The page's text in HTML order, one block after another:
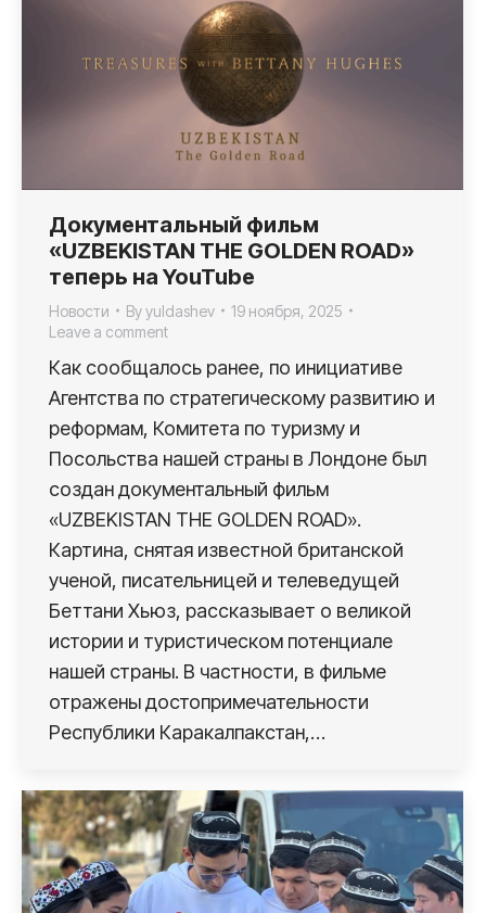
Документальный фильм
«UZBEKISTAN THE GOLDEN ROAD»
теперь на YouTube
Новости Byyuldashev
19 ноября, 2025
Leave a comment
Как сообщалось ранее, по инициативе
Агентства по стратегическому развитию и
реформам, Комитета по туризму и
Посольства нашей страны в Лондоне был
создан документальный фильм
«UZBEKISTAN THE GOLDEN ROAD».
Картина, снятая известной британской
ученой, писательницей и телеведущей
Беттани Хьюз, рассказывает о великой
истории и туристическом потенциале
нашей страны. В частности, в фильме
отражены достопримечательности
Республики Каракалпакстан,…